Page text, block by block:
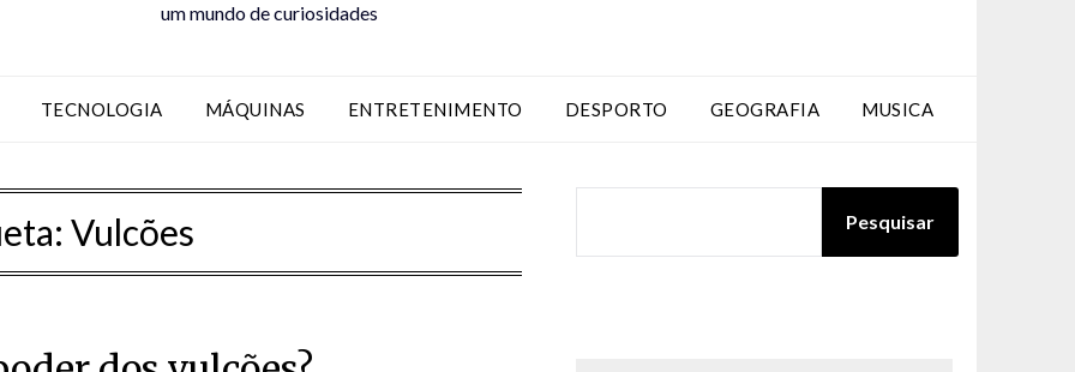
um mundo de curiosidades
TECNOLOGIA MÁQUINAS ENTRETENIMENTO DESPORTO GEOGRAFIA MUSICA
Vulcões Pesquisar